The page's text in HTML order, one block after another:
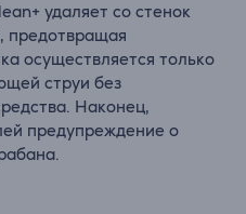
удаляет со стенок
предотвращая
осуществляется только
струи без
Наконец,
предупреждение о